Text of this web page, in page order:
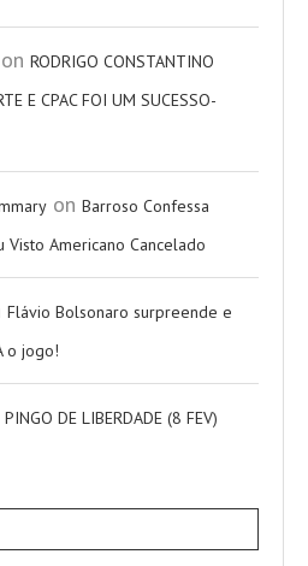
on RODRIGO CONSTANTINO
E CPAC FOI UM SUCESSO-
on Barroso Confessa
Americano Cancelado
Flávio Bolsonaro surpreende e
o jogo!
DE LIBERDADE (8 FEV)